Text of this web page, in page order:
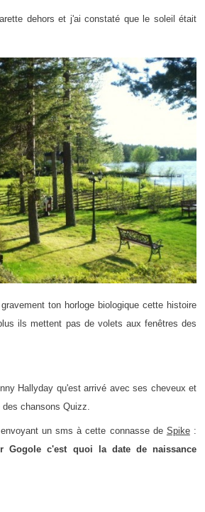
dehors et j'ai constaté que le soleil était
ton horloge biologique cette histoire
ils mettent pas de volets aux fenêtres des
Hallyday qu'est arrivé avec ses cheveux et
chansons Quizz.
un sms à cette connasse de Spike:
Gogole c'est quoi la date de naissance